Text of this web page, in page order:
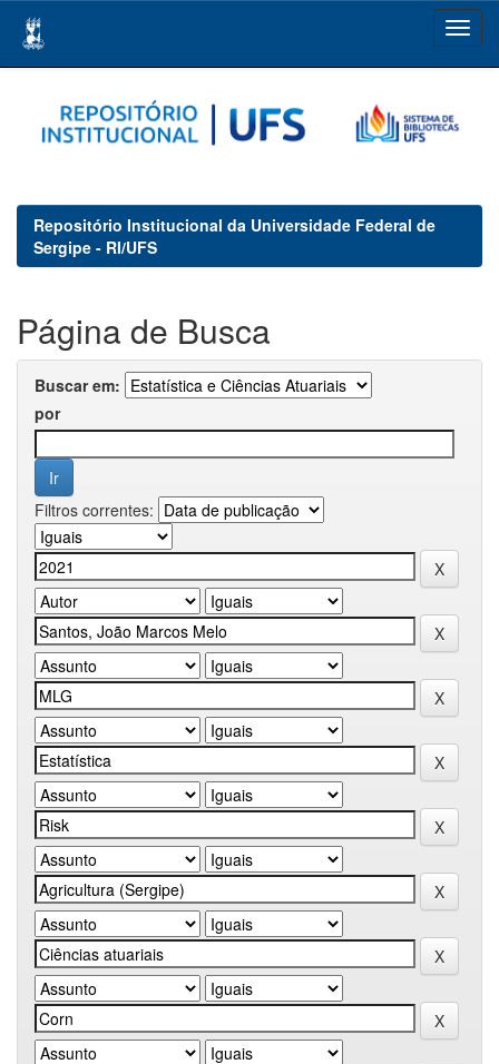
navigation
Repositório Institucional da Universidade Federal de
Sergipe - RI/UFS
Página de Busca
Buscar em:
por
Filtros correntes: